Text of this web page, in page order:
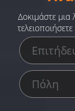
Ειδήσεις
Ταινίες
Δοκιμάστε μια